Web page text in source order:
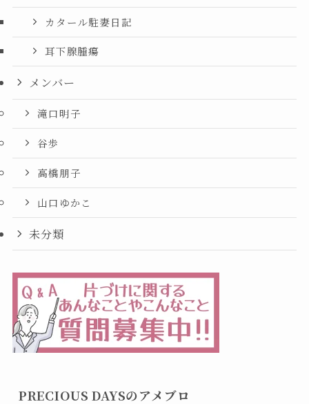
カタール駐妻日記
耳下腺腫瘍
メンバー
滝口明子
谷歩
高橋朋子
山口ゆかこ
未分類
PRECIOUS DAYSのアメブロ